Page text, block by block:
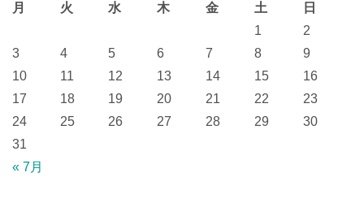
月 火 水 木 金 土 日
« 7月
1
2
3
4 5 6 7 8
9
10
11 12 13 14 15
16
17
18 19 20 21 22
23
24
25 26 27 28 29
30
31